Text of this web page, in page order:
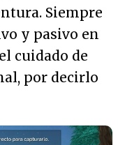
Siempre
y pasivo en
cuidado de
por decirlo